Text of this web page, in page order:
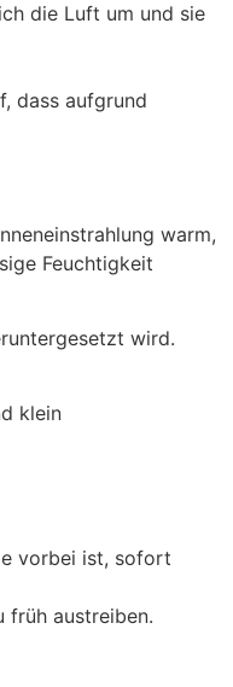
die Luft um und sie
dass aufgrund
warm,
Feuchtigkeit
wird.
klein
vorbei ist, sofort
früh austreiben.